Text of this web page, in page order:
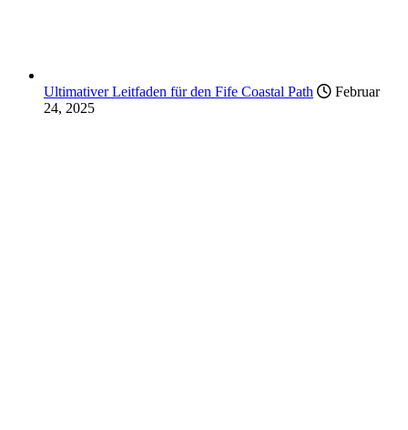
Ultimativer Leitfaden für den Fife Coastal Path
Februar
24, 2025